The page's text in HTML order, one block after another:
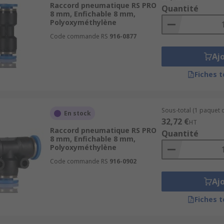
adaptés à une large gamme d'applications,
rapide et facile sans outil, avec les connecteurs de
de l'utilisateur.
clés à chocs, marteaux-piqueurs, etc). Enfin, les
moyen d'une soufflette ou d'une lance.
Raccord pneumatique RS PRO
8 mm, Enfichable 8 mm,
Polyoxyméthylène
Code commande RS 916-0877
Quantité
Fiches
En stock
Raccord pneumatique RS PRO
8 mm, Enfichable 8 mm,
Polyoxyméthylène
Code commande RS 916-0902
Sous-total (1 paquet
32,72 €HT
Quantité
Fiches